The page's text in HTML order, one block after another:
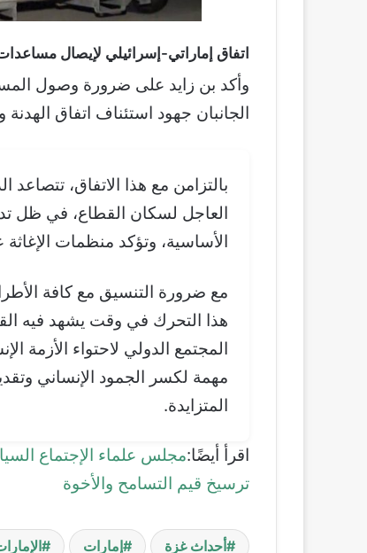
اتفاق إماراتي-إسرائيلي لإيصال
وأكد بن زايد على ضرورة وصول
الجانبان جهود استئناف اتفاق
بالتزامن مع هذا الاتفاق، تتصاعد
العاجل لسكان القطاع، في ظل
الأساسية، وتؤكد منظمات
مع ضرورة التنسيق مع كافة
هذا التحرك في وقت يشهد فيه
المجتمع الدولي لاحتواء الأزمة
مهمة لكسر الجمود الإنساني
المتزايدة.
اقرأ أيضًا:مجلس علماء الإجتماع
ترسيخ قيم التسامح والأخوة
أحداث غزة إمارات